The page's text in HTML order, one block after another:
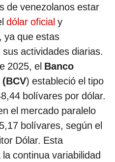
de venezolanos estar
dólar oficial y
, ya que estas
actividades diarias.
2025, el Banco
) estableció el tipo
bolívares por dólar.
el mercado paralelo
bolívares, según el
Dólar. Esta
continua variabilidad